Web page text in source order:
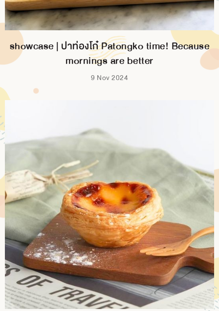
showcase | ปาท่องโก๋ Patongko time! Because
mornings are better
9 Nov 2024